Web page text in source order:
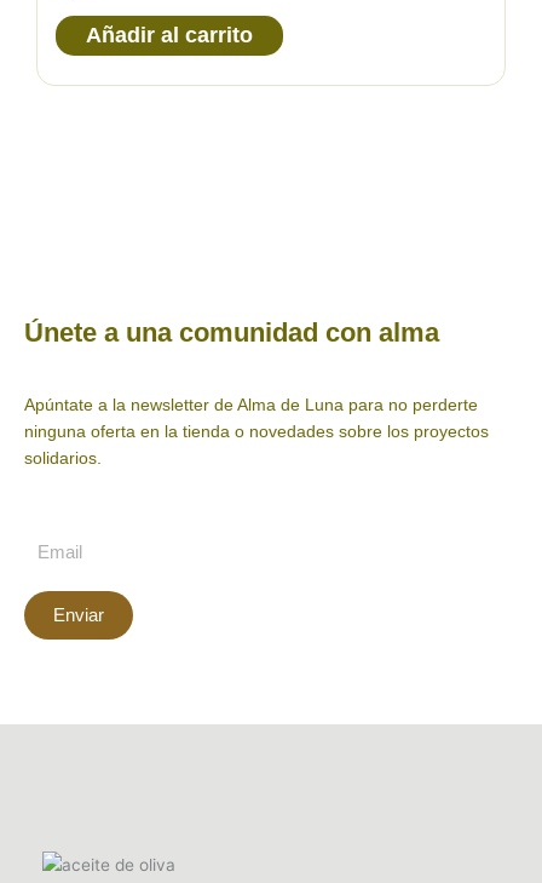
Añadir al carrito
Únete a una comunidad con alma
Apúntate a la newsletter de Alma de Luna para no perderte
ninguna oferta en la tienda o novedades sobre los proyectos
solidarios.
Enviar